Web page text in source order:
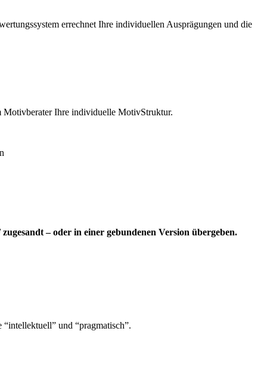
errechnet Ihre individuellen Ausprägungen und die
Motivberater Ihre individuelle MotivStruktur.
– oder in einer gebundenen Version übergeben.
und “pragmatisch”.